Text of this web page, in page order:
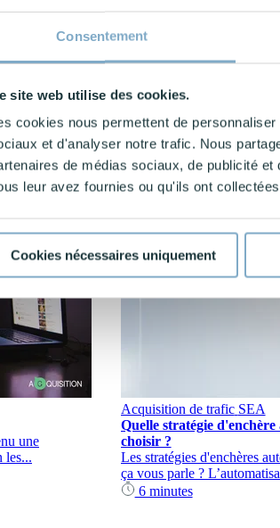
Consentement
site web utilise des cookies.
cookies nous permettent de
et d'analyser notre trafic. Nous
de médias sociaux, de publicité
leur avez fournies ou qu'ils ont
Cookies nécessaires uniquement
Nord. Passionné par le Search payant et
sur la lecture de la data associée à la
thématique
une
les...
Acquisition de trafic SEA
Quelle stratégie
choisir ?
Les stratégies d'enchères
ça vous parle ?
6 minutes